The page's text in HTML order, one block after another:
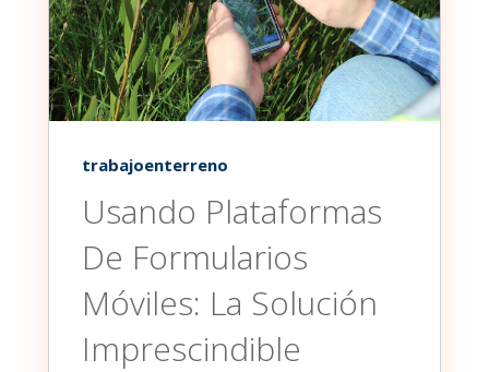
trabajoenterreno
Usando Plataformas
De Formularios
Móviles: La Solución
Imprescindible